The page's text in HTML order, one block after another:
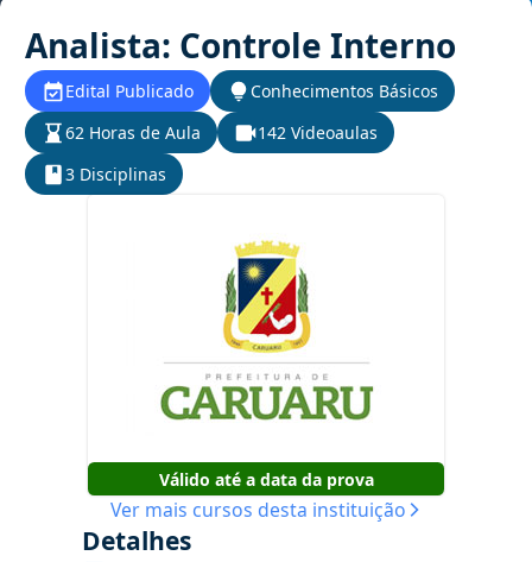
Analista: Controle Interno
Edital Publicado
Conhecimentos Básicos
62 Horas de Aula
142 Videoaulas
3 Disciplinas
Válido até a data da prova
Ver mais cursos desta instituição
Detalhes